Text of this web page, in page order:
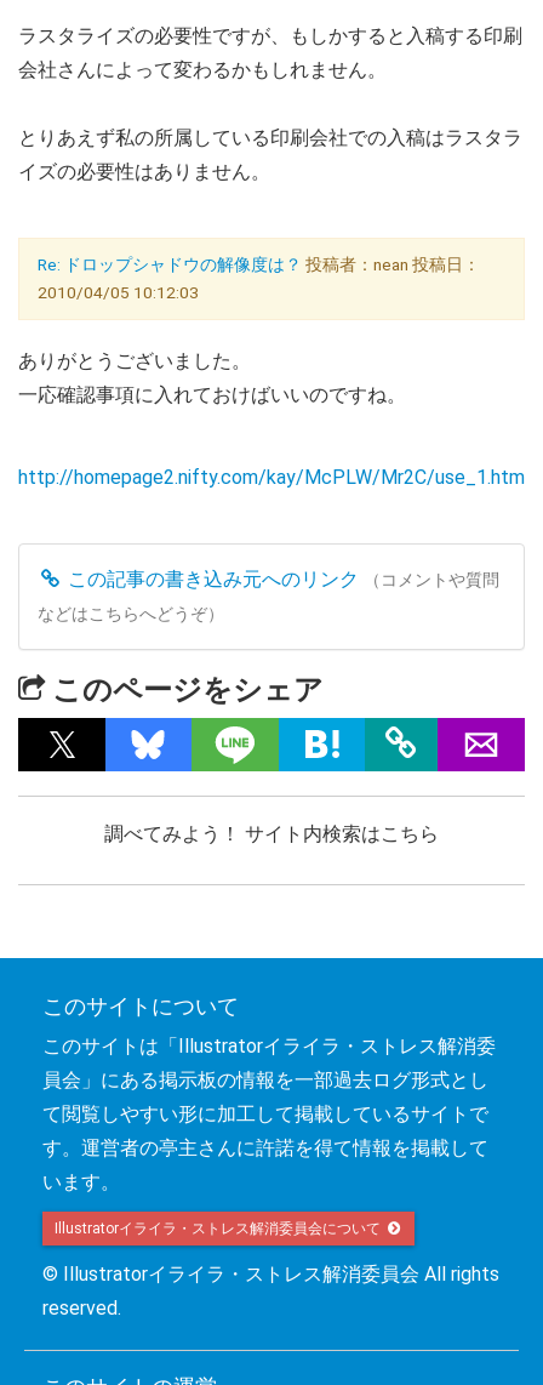
ラスタライズの必要性ですが、もしかすると入稿する印刷
会社さんによって変わるかもしれません。
とりあえず私の所属している印刷会社での入稿はラスタラ
イズの必要性はありません。
Re: ドロップシャドウの解像度は？ 投稿者：nean 投稿日：
2010/04/05 10:12:03
ありがとうございました。
一応確認事項に入れておけばいいのですね。
http://homepage2.nifty.com/kay/McPLW/Mr2C/use_1.html
この記事の書き込み元へのリンク
（コメントや質問
などはこちらへどうぞ）
このページをシェア
調べてみよう！ サイト内検索はこちら
このサイトについて
このサイトは「Illustratorイライラ・ストレス解消委
員会」にある掲示板の情報を一部過去ログ形式とし
て閲覧しやすい形に加工して掲載しているサイトで
す。運営者の亭主さんに許諾を得て情報を掲載して
います。
Illustratorイライラ・ストレス解消委員会について
© Illustratorイライラ・ストレス解消委員会 All rights
reserved.